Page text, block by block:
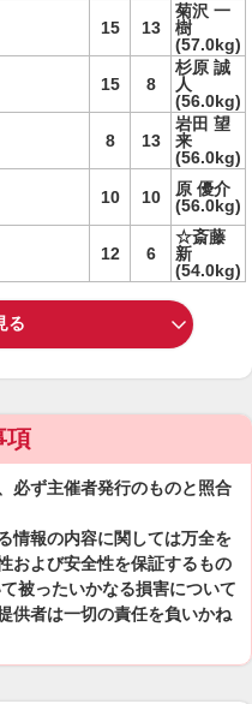
15 13
菊沢 一
樹
(57.0kg)
15 8
杉原 誠
人
(56.0kg)
8 13
岩田 望
来
(56.0kg)
10 10
原 優介
(56.0kg)
12 6
☆斎藤
新
(54.0kg)
る
項
必ず主催者発行のものと照合
情報の内容に関しては万全を
および安全性を保証するもの
被ったいかなる損害について
供者は一切の責任を負いかね